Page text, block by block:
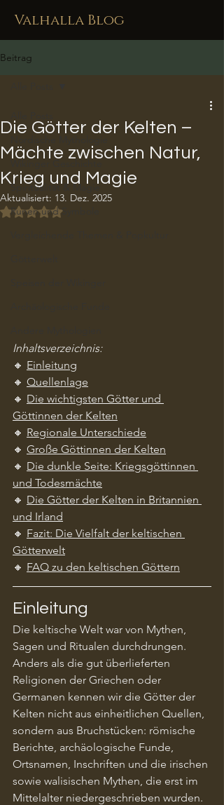
Valhalla Blog
Beitrag
Spiritualität & Magie
Runen und Symbole
Die Götter der Kelten –
Mächte zwischen Natur,
Krieg und Magie
Aktualisiert: 13. Dez. 2025
Mit NaN von 5 Sternen bewertet.
Inhaltsverzeichnis:
🔸 Einleitung
🔸 Quellenlage
🔸 Die wichtigsten Götter und
Göttinnen der Kelten
🔸 Regionale Unterschiede
🔸 Große Göttinnen der Kelten
🔸 Die dunkle Seite: Kriegsgöttinnen
und Todesmächte
🔸 Die Götter der Kelten in Britannien
und Irland
🔸 Fazit: Die Vielfalt der keltischen
Götterwelt
🔸 FAQ zu den keltischen Göttern
Einleitung
Die keltische Welt war von Mythen,
Sagen und Ritualen durchdrungen.
Anders als die gut überlieferten
Religionen der Griechen oder
Germanen kennen wir die Götter der
Kelten nicht aus einheitlichen Quellen,
sondern aus Bruchstücken: römische
Berichte, archäologische Funde,
Ortsnamen, Inschriften und die irischen
sowie walisischen Mythen, die erst im
Mittelalter niedergeschrieben wurden.